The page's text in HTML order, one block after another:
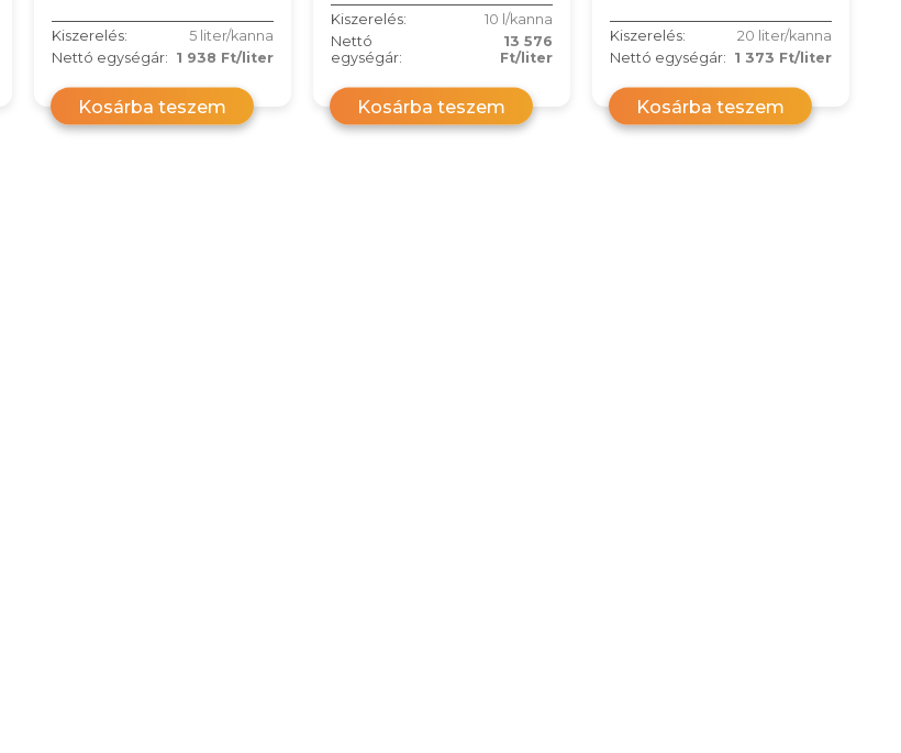
Kiszerelés:
5 liter/kanna
Nettó egységár: 1 938 Ft/liter
Kosárba teszem
Kiszerelés:
10 l/kanna
Nettó
egységár:
13 576
Ft/liter
Kosárba teszem
Kiszerelés:
20 liter/kanna
Nettó egységár: 1 373 Ft/liter
Kosárba teszem